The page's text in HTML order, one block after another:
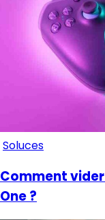
Soluces
Comment
One ?